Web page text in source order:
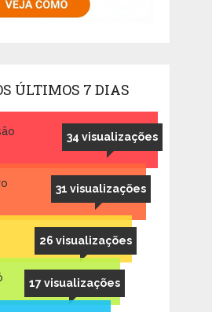
ÚLTIMOS 7 DIAS
34 visualizações
31 visualizações
26 visualizações
17 visualizações